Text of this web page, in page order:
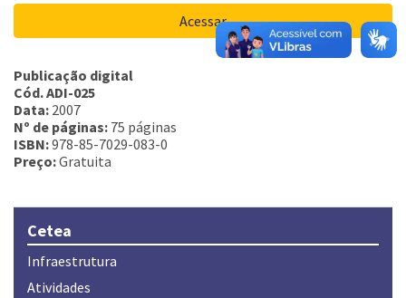
Acessar
Publicação digital
Cód. ADI-025
Data: 2007
Nº de páginas: 75 páginas
ISBN:978-85-7029-083-0
Preço:Gratuita
Cetea
Infraestrutura
Atividades